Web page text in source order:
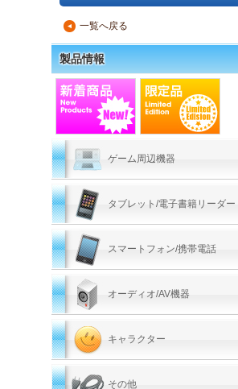
▲ 一覧へ戻る
製品情報
ゲーム周辺機器
タブレット/電子書籍リーダー
スマートフォン/携帯電話
オーディオ/AV機器
キャラクター
その他